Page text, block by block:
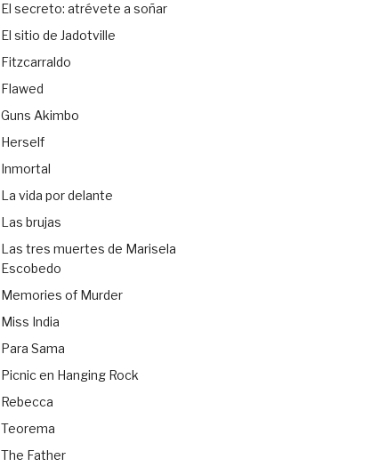
El secreto: atrévete a soñar
El sitio de Jadotville
Fitzcarraldo
Flawed
Guns Akimbo
Herself
Inmortal
La vida por delante
Las brujas
Las tres muertes de Marisela
Escobedo
Memories of Murder
Miss India
Para Sama
Picnic en Hanging Rock
Rebecca
Teorema
The Father